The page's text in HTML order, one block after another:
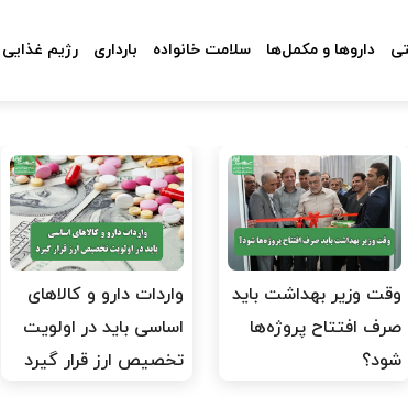
داروها و مکمل‌ها سلامت خانواده بارداری رژیم غذایی
وقت وزیر بهداشت باید
صرف افتتاح پروژه‌ها
شود؟
واردات دارو و کالاهای
اساسی باید در اولویت
تخصیص ارز قرار گیرد